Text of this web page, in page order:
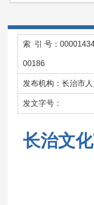
索 引 号：
00186
发布机构：长治市
发文字号：
长治文